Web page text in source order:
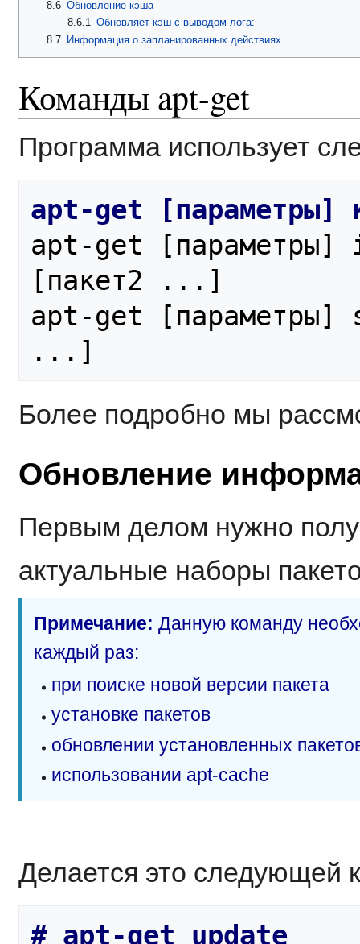
8.6 Обновление кэша
8.6.1
Обновляет кэш с выводом лога:
8.7
Информация о запланированных действиях
Команды apt-get
Программа использует
apt-get [параметры]
[пакет2 ...]
apt-get [параметры]
Более подробно мы
Обновление
Первым делом нужно
актуальные наборы
Примечание: Данную команду
каждый раз:
при поиске новой версии пакета
установке пакетов
обновлении установленных
использовании apt-cache
Делается это следующей